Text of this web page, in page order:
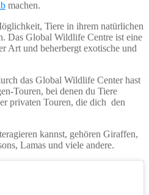
machen.
Tiere in ihrem natürlichen
Das Global Wildlife Centre ist eine
Art und beherbergt exotische und
das Global Wildlife Center hast
Touren, bei denen du Tiere
privaten Touren, die dich den
kannst, gehören Giraffen,
Lamas und viele andere.